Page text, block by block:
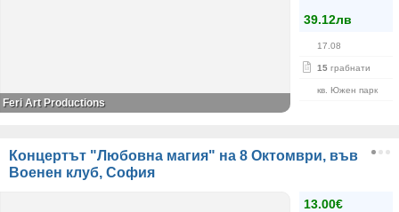
39.12лв
17.08
15 грабнати
кв. Южен парк
Feri Art Productions
Концертът "Любовна магия" на 8 Октомври, във
Военен клуб, София
13.00€